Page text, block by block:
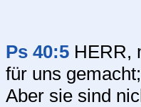
Ps 40:5 HERR,
für uns
Aber sie sind